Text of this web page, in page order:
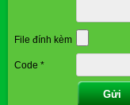
File đính kèm
Code *